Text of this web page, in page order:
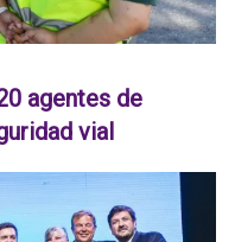
agentes de
vial